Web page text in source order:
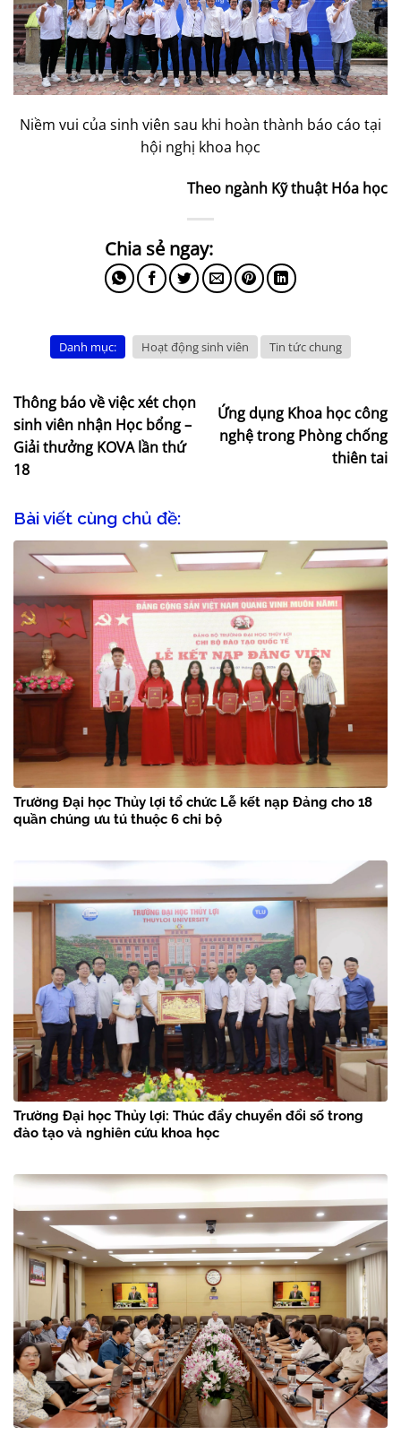
Niềm vui của sinh viên sau khi hoàn thành báo cáo tại
hội nghị khoa học
Theo ngành Kỹ thuật Hóa học
Danh mục: Hoạt động sinh viên Tin tức chung
Thông báo về việc xét chọn
sinh viên nhận Học bổng –
Giải thưởng KOVA lần thứ
18
Ứng dụng Khoa học công
nghệ trong Phòng chống
thiên tai
Bài viết cùng chủ đề:
Trường Đại học Thủy lợi tổ chức Lễ kết nạp Đảng cho 18
quần chúng ưu tú thuộc 6 chi bộ
Trường Đại học Thủy lợi: Thúc đẩy chuyển đổi số trong
đào tạo và nghiên cứu khoa học